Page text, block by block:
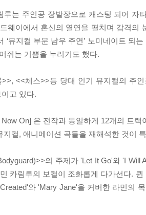
는 주인공 장발장으로 캐스팅 되어 자
이에서 혼신의 열연을 펼치며 감격의
뮤지컬 부문 남우 주연’ 노미네이트 되
쥐는 기쁨을 누리기도 했다.
<<체스>>등 당대 인기 뮤지컬의 주
고 있다.
On] 은 전작과 동일하게 12개의 트랙
컬, 애니메이션 곡들을 재해석한 것이
의 주제가 'Let It Go'와 'I Will
카림루의 보컬이 조화롭게 다가선다.
와 'Mary Jane'을 커버한 라민의